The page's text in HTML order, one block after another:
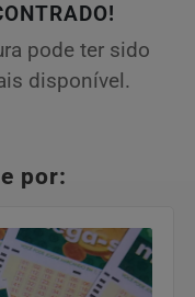
pode ter sido
disponível.
por: